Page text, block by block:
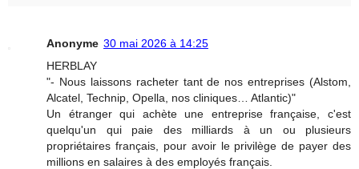
Anonyme 30 mai 2026 à 14:25
HERBLAY
"- Nous laissons racheter tant de nos entreprises (Alstom,
Alcatel, Technip, Opella, nos cliniques… Atlantic)"
Un étranger qui achète une entreprise française, c'est
quelqu'un qui paie des milliards à un ou plusieurs
propriétaires français, pour avoir le privilège de payer des
millions en salaires à des employés français.